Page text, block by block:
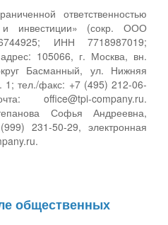
ответственностью
и инвестиции» (сокр. ООО
ИНН 7718987019;
105066, г. Москва, вн.
Басманный, ул. Нижняя
1; тел./факс: +7 (495) 212-06-
office@tpi-company.ru.
Софья Андреевна,
231-50-29, электронная
общественных